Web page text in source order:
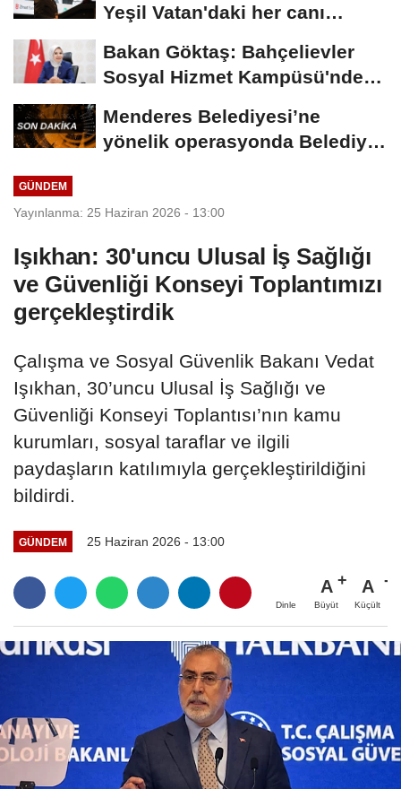
Yeşil Vatan'daki her canı
Bakan Göktaş: Bahçelievler
Sosyal Hizmet Kampüsü'nde
Menderes Belediyesi’ne
yönelik operasyonda Belediye
GÜNDEM
Yayınlanma: 25 Haziran 2026 - 13:00
Işıkhan: 30'uncu Ulusal İş Sağlığı
ve Güvenliği Konseyi Toplantımızı
gerçekleştirdik
Çalışma ve Sosyal Güvenlik Bakanı Vedat
Işıkhan, 30’uncu Ulusal İş Sağlığı ve
Güvenliği Konseyi Toplantısı’nın kamu
kurumları, sosyal taraflar ve ilgili
paydaşların katılımıyla gerçekleştirildiğini
bildirdi.
GÜNDEM 25 Haziran 2026 - 13:00
Dinle
A
Büyüt
A
Küçült